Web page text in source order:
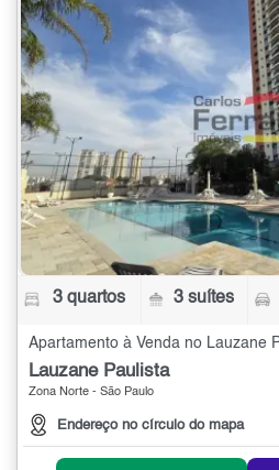
3 quartos 3 suítes
Lauzane Paulista
Zona Norte - São Paulo
Endereço no círculo do mapa